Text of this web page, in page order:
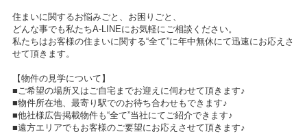
住まいに関するお悩みごと、お困りごと、
どんな事でも私たちA-LINEにお気軽にご相談ください。
私たちはお客様の住まいに関する“全て”に年中無休にて迅速にお応えさ
せて頂きます。
【物件の見学について】
■ご希望の場所又はご自宅までお迎えに伺わせて頂きます♪
■物件所在地、最寄り駅でのお待ち合わせもできます♪
■他社様広告掲載物件も“全て”当社にてご紹介できます♪
■遠方エリアでもお客様のご要望にお応えさせて頂きます♪